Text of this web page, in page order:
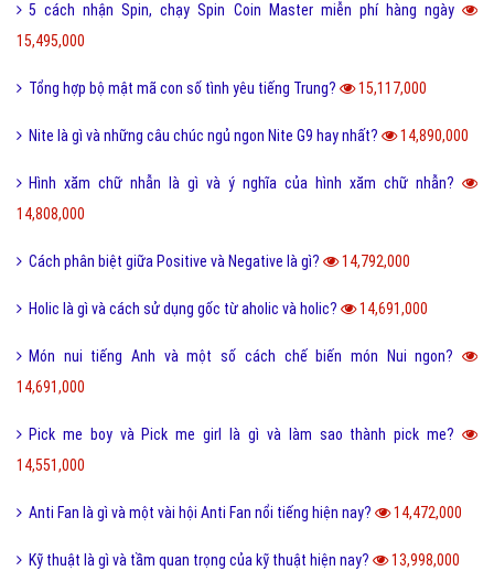
5 cách nhận Spin, chạy Spin Coin Master miễn phí hàng ngày
15,495,000
Tổng hợp bộ mật mã con số tình yêu tiếng Trung? 15,117,000
Nite là gì và những câu chúc ngủ ngon Nite G9 hay nhất? 14,890,000
Hình xăm chữ nhẫn là gì và ý nghĩa của hình xăm chữ nhẫn?
14,808,000
Cách phân biệt giữa Positive và Negative là gì? 14,792,000
Holic là gì và cách sử dụng gốc từ aholic và holic? 14,691,000
Món nui tiếng Anh và một số cách chế biến món Nui ngon?
14,691,000
Pick me boy và Pick me girl là gì và làm sao thành pick me?
14,551,000
Anti Fan là gì và một vài hội Anti Fan nổi tiếng hiện nay? 14,472,000
Kỹ thuật là gì và tầm quan trọng của kỹ thuật hiện nay? 13,998,000